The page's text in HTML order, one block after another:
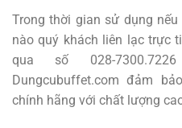
Trong thời gian sử dụng
nào quý khách liên lạc trực
qua số 028-
Dungcubuffet.com đảm
chính hãng với chất lượng